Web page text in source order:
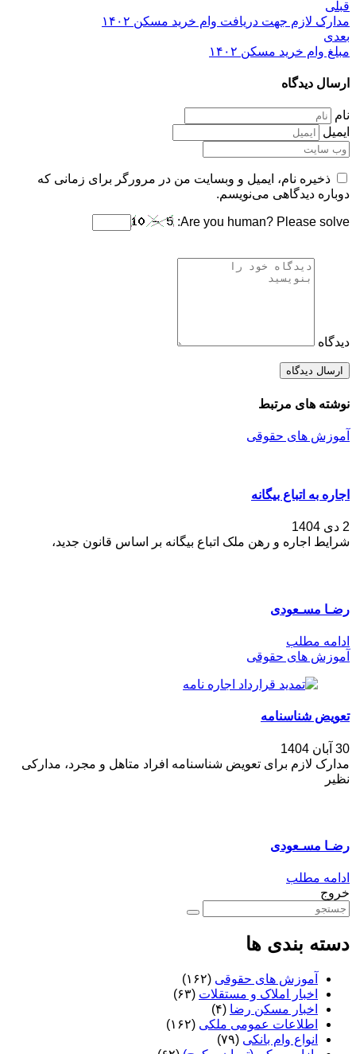
قبلی
مدارک لازم جهت دریافت وام خرید مسکن ۱۴۰۲
بعدی
مبلغ وام خرید مسکن ۱۴۰۲
ارسال دیدگاه
نام
ایمیل
ذخیره نام، ایمیل و وبسایت من در مرورگر برای زمانی که
دوباره دیدگاهی می‌نویسم.
Are you human? Please solve:
دیدگاه
نوشته های مرتبط
آموزش های حقوقی
اجاره به اتباع بیگانه
2 دی 1404
شرایط اجاره و رهن ملک اتباع بیگانه بر اساس قانون جدید،
رضـا مسـعودی
ادامه مطلب
آموزش های حقوقی
تعویض شناسنامه
30 آبان 1404
مدارک لازم برای تعویض شناسنامه افراد متاهل و مجرد، مدارکی
نظیر
رضـا مسـعودی
ادامه مطلب
خروج
دسته بندی ها
آموزش های حقوقی (۱۶۲)
اخبار املاک و مستقلات (۶۳)
اخبار مسکن رضا (۴)
اطلاعات عمومی ملکی (۱۶۲)
انواع وام بانکی (۷۹)